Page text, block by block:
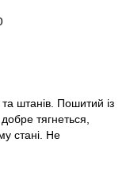
штанів. Пошитий із
тягнеться,
стані. Не